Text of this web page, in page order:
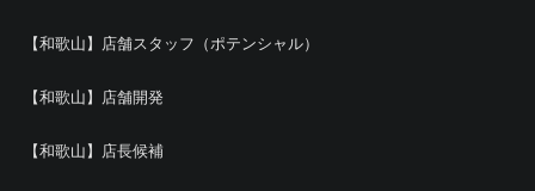
【和歌山】店舗スタッフ（ポテンシャル）
【和歌山】店舗開発
【和歌山】店長候補